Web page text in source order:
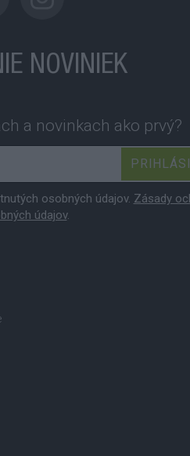
NOVINIEK
a novinkach ako prvý?
osobných údajov. Zásady
údajov.